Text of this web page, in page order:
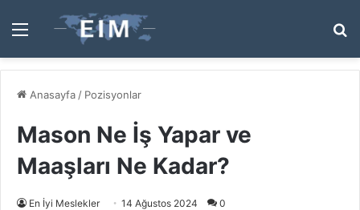
Menü
...
Anasayfa / Pozisyonlar
Mason Ne İş Yapar ve
Maaşları Ne Kadar?
En İyi Meslekler 14 Ağustos 2024 0